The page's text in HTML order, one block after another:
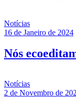
Notícias
16 de Janeiro de 2024
Nós
Notícias
2 de Novembro de